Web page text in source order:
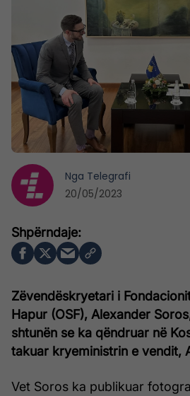
Zëvendëskryetari i
Hapur (OSF), Alexander
shtunën se ka qëndruar në
takuar kryeministrin e vendit,
Vet Soros ka publikuar
Nga Telegrafi
20/05/2023